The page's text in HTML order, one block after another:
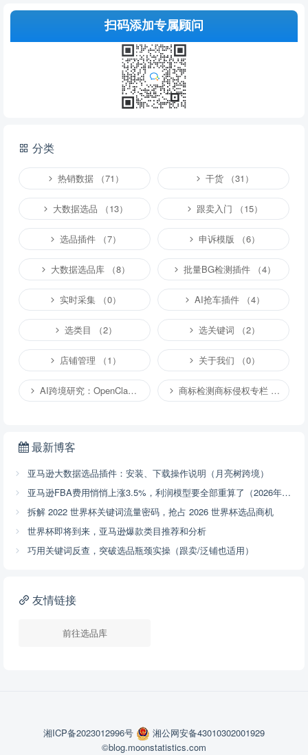
说明：请文明发言，共建和谐网络，您的个人信息不会被公开显示。
扫码添加专属顾问
分类
热销数据 （71） 干货 （31）
大数据选品 （13） 跟卖入门 （15）
选品插件 （7） 申诉模版 （6）
大数据选品库 （8） 批量BG检测插件 （4）
实时采集 （0） AI抢车插件 （4）
选类目 （2） 选关键词 （2）
店铺管理 （1） 关于我们 （0）
AI跨境研究：OpenClaw小龙虾等应用 （2） 商标检测商标侵权专栏 （1）
最新博客
亚马逊大数据选品插件：安装、下载操作说明（月亮树跨境）
亚马逊FBA费用悄悄上涨3.5%，利润模型要全部重算了（2026年4月17号已开始执行，附解决方案）
拆解 2022 世界杯关键词流量密码，抢占 2026 世界杯选品商机
世界杯即将到来，亚马逊爆款类目推荐和分析
巧用关键词反查，突破选品瓶颈实操（跟卖/泛铺也适用）
友情链接
前往选品库
湘ICP备2023012996号
湘公网安备43010302001929
©blog.moonstatistics.com